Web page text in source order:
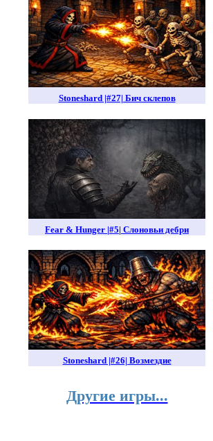
Stoneshard |#27| Бич склепов
Fear & Hunger |#5| Слоновьи дебри
Stoneshard |#26| Возмездие
Другие игры...